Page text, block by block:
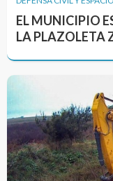
EL MUNICIPIO
LA PLAZOLETA